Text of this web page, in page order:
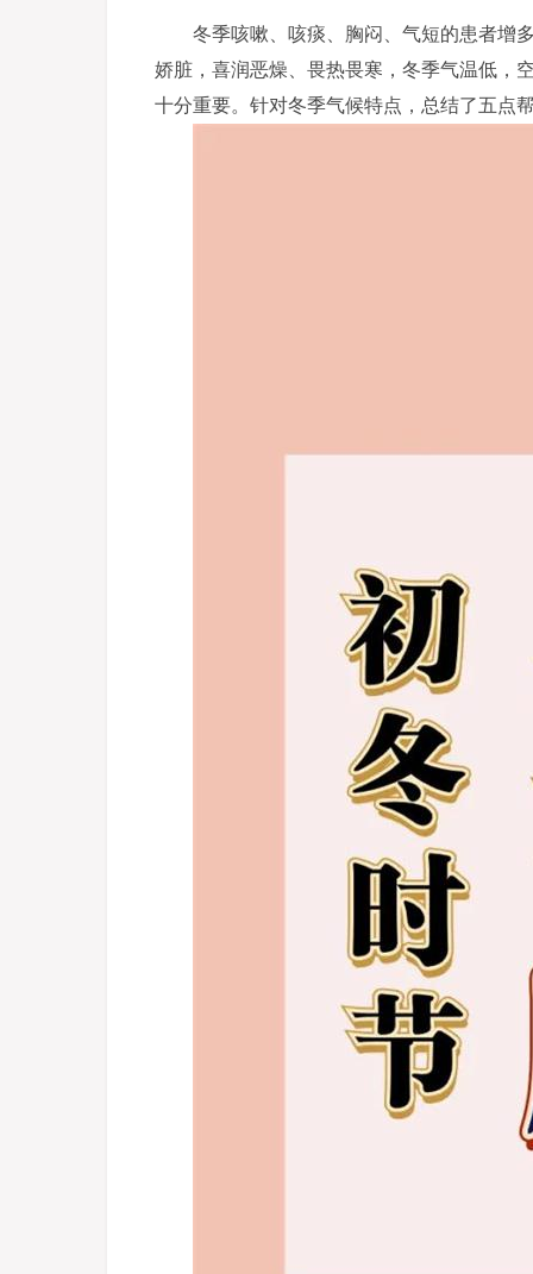
冬季咳嗽、咳痰、胸闷、气短的患者增
娇脏，喜润恶燥、畏热畏寒，冬季气温低，
十分重要。针对冬季气候特点，总结了五点